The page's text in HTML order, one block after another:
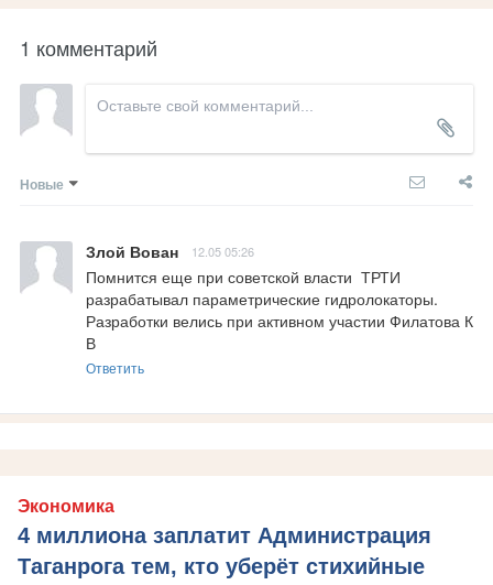
1 комментарий
Новые
Злой Вован 12.05 05:26
Помнится еще при советской власти  ТРТИ
разрабатывал параметрические гидролокаторы.
Разработки велись при активном участии Филатова К
В
Ответить
Экономика
4 миллиона заплатит Администрация
Таганрога тем, кто уберёт стихийные